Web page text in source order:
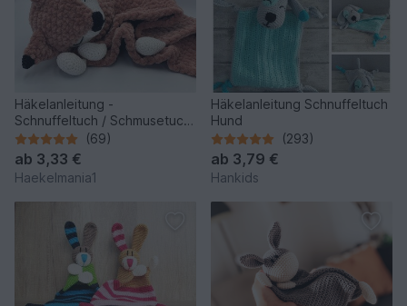
Häkelanleitung -
Schnuffeltuch / Schmusetuch
Fuchs
(69)
ab 3,33 €
Haekelmania1
Häkelanleitung Schnuffeltuch
Hund
(293)
ab 3,79 €
Hankids